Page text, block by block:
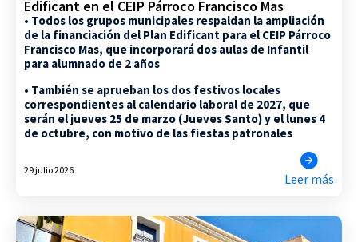
Edificant en el CEIP Párroco Francisco Mas
• Todos los grupos municipales respaldan la ampliación
de la financiación del Plan Edificant para el CEIP Párroco
Francisco Mas, que incorporará dos aulas de Infantil
para alumnado de 2 años
• También se aprueban los dos festivos locales
correspondientes al calendario laboral de 2027, que
serán el jueves 25 de marzo (Jueves Santo) y el lunes 4
de octubre, con motivo de las fiestas patronales
29 julio 2026
Leer más